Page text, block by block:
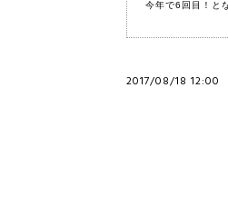
今年で6回目！と
2017/08/18 12:00